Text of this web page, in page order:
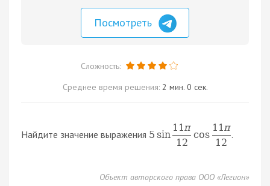
Посмотреть
Сложность:
Среднее время решения: 2 мин. 0 сек.
Найдите значение выражения 5 sin
11 π
12
cos
11 π
12
.
Объект авторского права ООО «Легион»